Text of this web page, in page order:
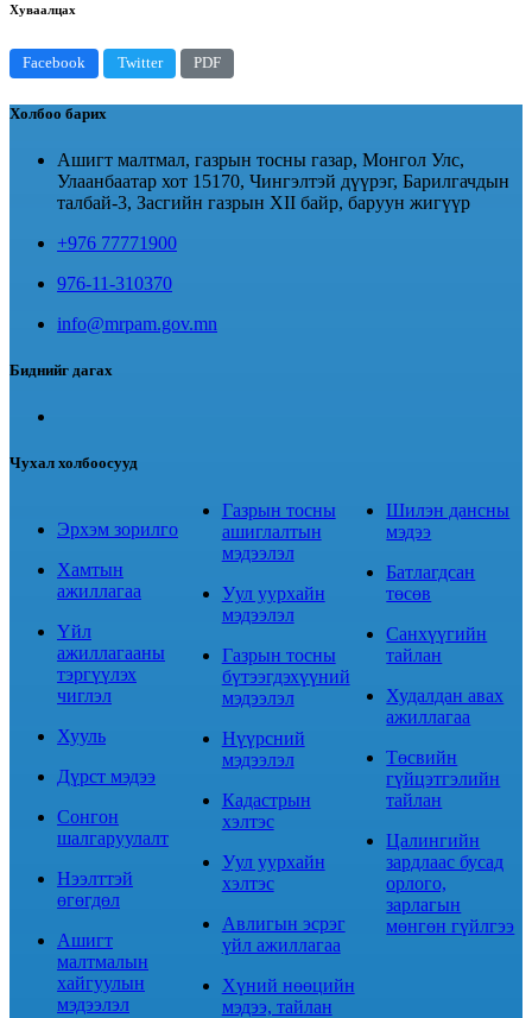
Хуваалцах
Facebook Twitter PDF
Холбоо барих
Ашигт малтмал, газрын тосны газар, Монгол Улс,
Улаанбаатар хот 15170, Чингэлтэй дүүрэг, Барилгачдын
талбай-3, Засгийн газрын XII байр, баруун жигүүр
+976 77771900
976-11-310370
info@mrpam.gov.mn
Биднийг дагах
Чухал холбоосууд
Эрхэм зорилго
Хамтын
ажиллагаа
Үйл
ажиллагааны
тэргүүлэх
чиглэл
Хууль
Дүрст мэдээ
Сонгон
шалгаруулалт
Нээлттэй
өгөгдөл
Ашигт
малтмалын
хайгуулын
мэдээлэл
Газрын тосны
ашиглалтын
мэдээлэл
Уул уурхайн
мэдээлэл
Газрын тосны
бүтээгдэхүүний
мэдээлэл
Нүүрсний
мэдээлэл
Кадастрын
хэлтэс
Уул уурхайн
хэлтэс
Авлигын эсрэг
үйл ажиллагаа
Хүний нөөцийн
мэдээ, тайлан
Шилэн дансны
мэдээ
Батлагдсан
төсөв
Санхүүгийн
тайлан
Худалдан авах
ажиллагаа
Төсвийн
гүйцэтгэлийн
тайлан
Цалингийн
зардлаас бусад
орлого,
зарлагын
мөнгөн гүйлгээ